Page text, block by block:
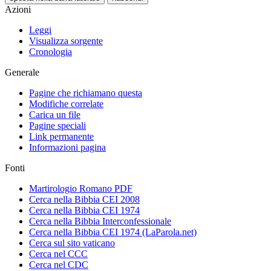
Azioni
Leggi
Visualizza sorgente
Cronologia
Generale
Pagine che richiamano questa
Modifiche correlate
Carica un file
Pagine speciali
Link permanente
Informazioni pagina
Fonti
Martirologio Romano PDF
Cerca nella Bibbia CEI 2008
Cerca nella Bibbia CEI 1974
Cerca nella Bibbia Interconfessionale
Cerca nella Bibbia CEI 1974 (LaParola.net)
Cerca sul sito vaticano
Cerca nel CCC
Cerca nel CDC